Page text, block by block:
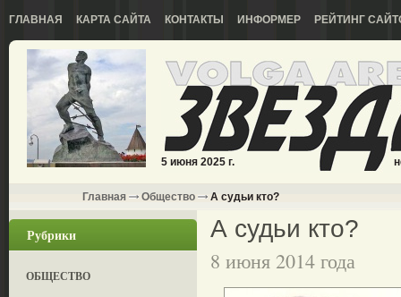
ГЛАВНАЯ КАРТА САЙТА КОНТАКТЫ ИНФОРМЕР РЕЙТИНГ
5 июня 2025 г.
Главная Общество А судьи кто?
Рубрики
ОБЩЕСТВО
А судьи кто?
8 июня 2014 года